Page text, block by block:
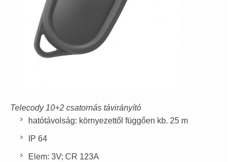
Telecody 10+2 csatornás távirányító
hatótávolság: környezettől függően kb. 25 m
IP 64
Elem: 3V; CR 123A